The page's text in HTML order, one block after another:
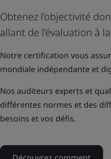
Obtenez l’objectivité
allant de l’évaluation à
Notre certification vous
mondiale indépendante et
Nos auditeurs experts et
différentes normes et des
besoins et vos défis.